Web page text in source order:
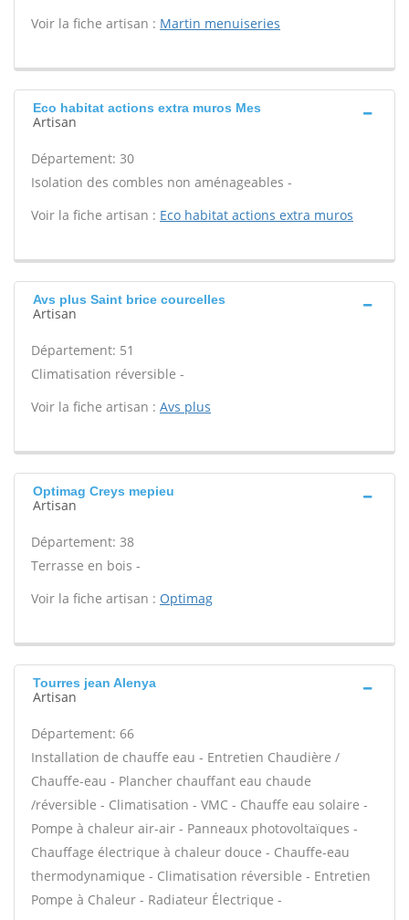
Voir la fiche artisan : Martin menuiseries
Eco habitat actions extra muros Mes
Artisan
Département: 30
Isolation des combles non aménageables -
Voir la fiche artisan : Eco habitat actions extra muros
Avs plus Saint brice courcelles
Artisan
Département: 51
Climatisation réversible -
Voir la fiche artisan : Avs plus
Optimag Creys mepieu
Artisan
Département: 38
Terrasse en bois -
Voir la fiche artisan : Optimag
Tourres jean Alenya
Artisan
Département: 66
Installation de chauffe eau - Entretien Chaudière /
Chauffe-eau - Plancher chauffant eau chaude
/réversible - Climatisation - VMC - Chauffe eau solaire -
Pompe à chaleur air-air - Panneaux photovoltaïques -
Chauffage électrique à chaleur douce - Chauffe-eau
thermodynamique - Climatisation réversible - Entretien
Pompe à Chaleur - Radiateur Électrique -